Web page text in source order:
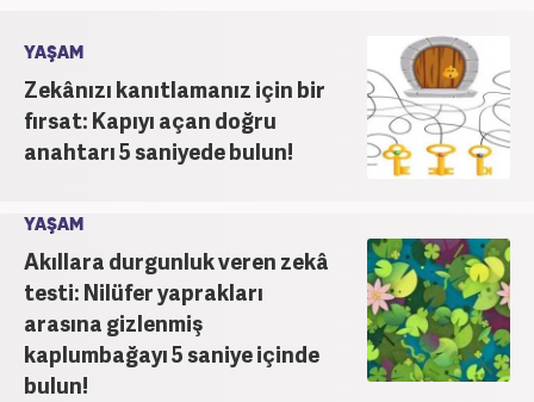
YAŞAM
Zekânızı kanıtlamanız için bir
fırsat: Kapıyı açan doğru
anahtarı 5 saniyede bulun!
YAŞAM
Akıllara durgunluk veren zekâ
testi: Nilüfer yaprakları
arasına gizlenmiş
kaplumbağayı 5 saniye içinde
bulun!